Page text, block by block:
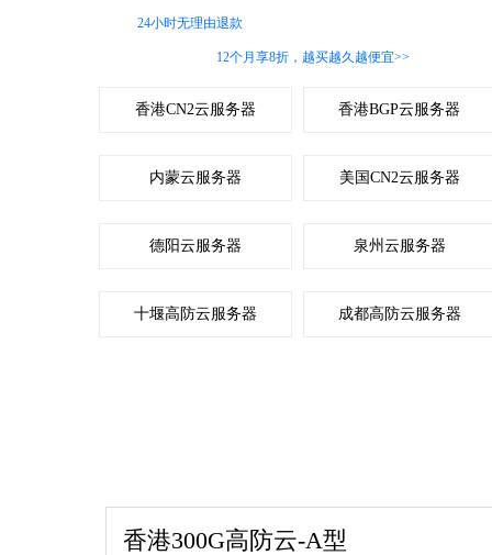
24小时无理由退款
12个月享8折，越买越久越便宜>>
香港CN2云服务器 香港BGP云服务器
内蒙云服务器 美国CN2云服务器
德阳云服务器 泉州云服务器
十堰高防云服务器 成都高防云服务器
香港300G高防云-A型